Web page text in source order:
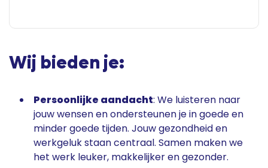
Wij bieden je:
Persoonlijke aandacht: We luisteren naar
jouw wensen en ondersteunen je in goede en
minder goede tijden. Jouw gezondheid en
werkgeluk staan centraal. Samen maken we
het werk leuker, makkelijker en gezonder.